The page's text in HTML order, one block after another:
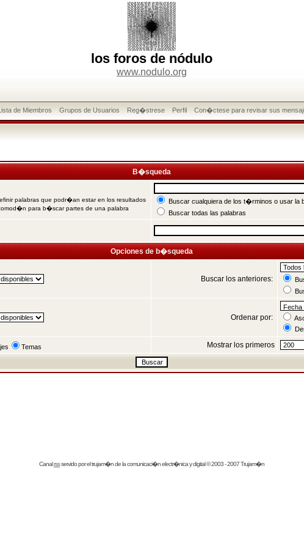
los foros de nódulo
www.nodulo.org
de Miembros Grupos de Usuarios Reg�strese Perfil Con�ctese para revisar sus
B�squeda
palabras que podr�an estar en los resultados
para b�scar partes de una palabra
Buscar cualquiera de los t�rminos o usar
Buscar todas las palabras
Opciones de b�squeda
Buscar los anteriores:
Ordenar por:
Temas Mostrar los primeros
Canalrssservido por eltrujam�nde la comunicaci�n electr�nica y digital © 2003 - 2007 Trujam�n